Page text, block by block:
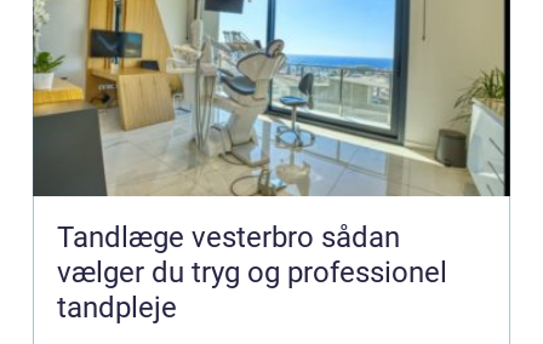
Tandlæge vesterbro sådan
vælger du tryg og professionel
tandpleje